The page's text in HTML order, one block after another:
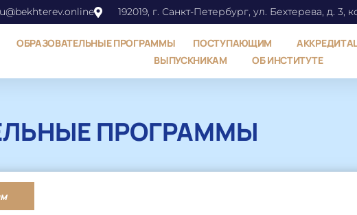
192019, г. Санкт-Петербург, ул. Бехтерева, д. 3,
ОБРАЗОВАТЕЛЬНЫЕ ПРОГРАММЫ ПОСТУПАЮЩИМ
ВЫПУСКНИКАМ
ОБ ИНСТИТУТЕ
ПРОГРАММЫ